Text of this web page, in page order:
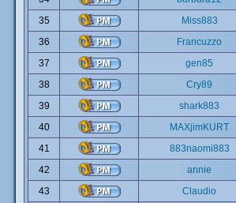
35
Miss883
36
Francuzzo
37
gen85
38
Cry89
39
shark883
40
MAXjimKURT
41
883naomi883
42
annie
43
Claudio